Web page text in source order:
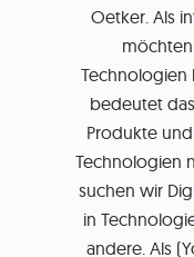
Oetker. Als
Technologien
bedeutet
Produkte
Technologien
suchen wir
in
andere. Als